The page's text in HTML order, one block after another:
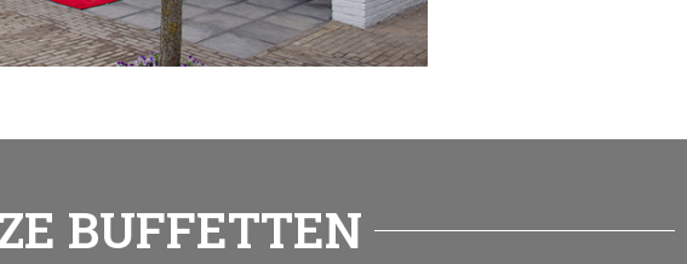
BUFFETTEN